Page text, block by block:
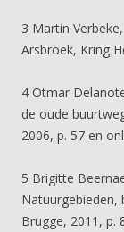
3 Martin
Arsbroek, Kring
4 Otmar
de oude
2006, p. 57 en
5 Brigitte
Natuurgebieden,
Brugge, 2011, p.